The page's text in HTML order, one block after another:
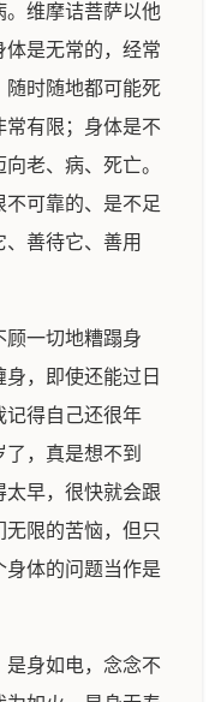
。维摩诘菩萨以他
体是无常的，经常
随时随地都可能死
常有限；身体是不
老、病、死亡。
可靠的、是不足
善待它、善用
顾一切地糟蹋身
，即使还能过日
记得自己还很年
，真是想不到
太早，很快就会跟
无限的苦恼，但只
体的问题当作是
是身如电，念念不